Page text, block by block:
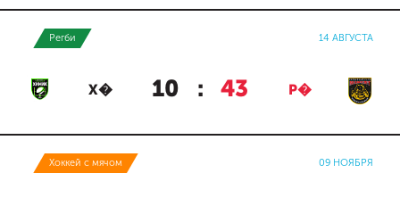
Регби 14 АВГУСТА
Х� 10 : 43 Р�
Хоккей с мячом 09 НОЯБРЯ